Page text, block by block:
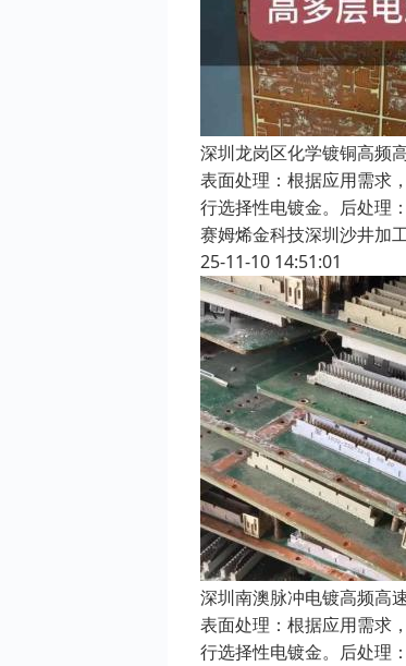
深圳龙岗区化学镀铜高频
表面处理：根据应用需求
行选择性电镀金。后处理
赛姆烯金科技深圳沙井加
25-11-10 14:51:01
深圳南澳脉冲电镀高频高
表面处理：根据应用需求
行选择性电镀金。后处理